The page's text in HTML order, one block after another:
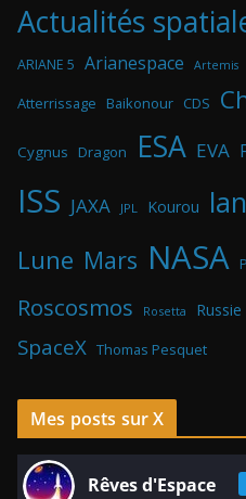
Actualités
ARIANE 5 Arianespace Artemis
Atterrissage Baikonour CDS
Cygnus Dragon ESA EVA
ISS JAXA JPL Kourou
Lune Mars NASA
Roscosmos Rosetta Russie
SpaceX Thomas Pesquet
Mes posts sur X
Rêves d'Espace